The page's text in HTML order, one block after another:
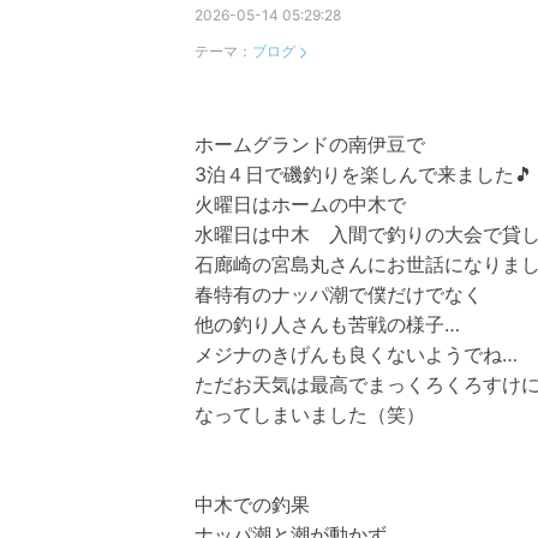
2026-05-14 05:29:28
テーマ： ブログ
ホームグランドの南伊豆で
3泊４日で磯釣りを楽しんで来ました🎵
火曜日はホームの中木で
水曜日は中木 入間で釣りの大会で貸
石廊崎の宮島丸さんにお世話になりまし
春特有のナッパ潮で僕だけでなく
他の釣り人さんも苦戦の様子…
メジナのきげんも良くないようでね…
ただお天気は最高でまっくろくろすけに
なってしまいました（笑）
中木での釣果